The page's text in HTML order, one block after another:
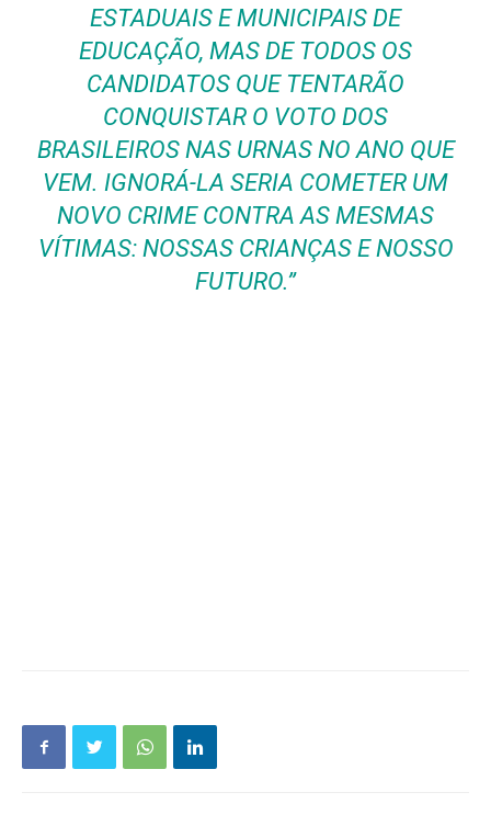
ESTADUAIS E MUNICIPAIS DE
EDUCAÇÃO, MAS DE TODOS OS
CANDIDATOS QUE TENTARÃO
CONQUISTAR O VOTO DOS
BRASILEIROS NAS URNAS NO ANO QUE
VEM. IGNORÁ-LA SERIA COMETER UM
NOVO CRIME CONTRA AS MESMAS
VÍTIMAS: NOSSAS CRIANÇAS E NOSSO
FUTURO.”